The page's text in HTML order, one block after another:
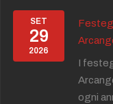
SET
29
2026
I
ogni